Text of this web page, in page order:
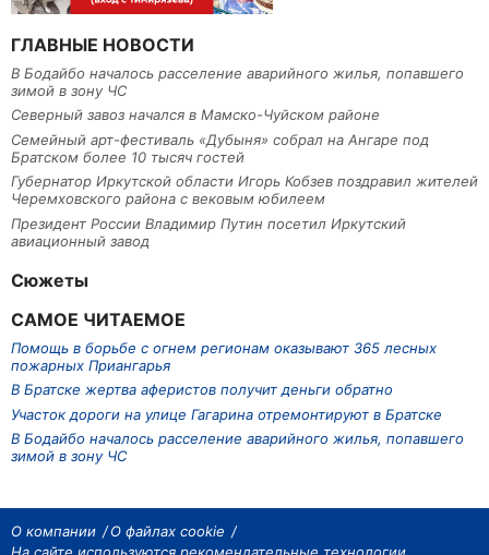
ГЛАВНЫЕ НОВОСТИ
В Бодайбо началось расселение аварийного жилья, попавшего
зимой в зону ЧС
Северный завоз начался в Мамско-Чуйском районе
Семейный арт-фестиваль «Дубыня» собрал на Ангаре под
Братском более 10 тысяч гостей
Губернатор Иркутской области Игорь Кобзев поздравил жителей
Черемховского района с вековым юбилеем
Президент России Владимир Путин посетил Иркутский
авиационный завод
Сюжеты
САМОЕ ЧИТАЕМОЕ
Помощь в борьбе с огнем регионам оказывают 365 лесных
пожарных Приангарья
В Братске жертва аферистов получит деньги обратно
Участок дороги на улице Гагарина отремонтируют в Братске
В Бодайбо началось расселение аварийного жилья, попавшего
зимой в зону ЧС
О компании
О файлах cookie